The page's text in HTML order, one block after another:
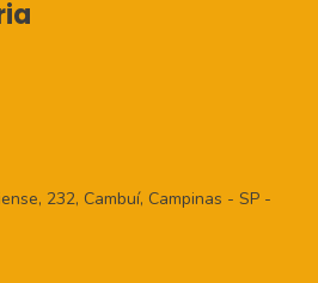
232, Cambuí, Campinas - SP -